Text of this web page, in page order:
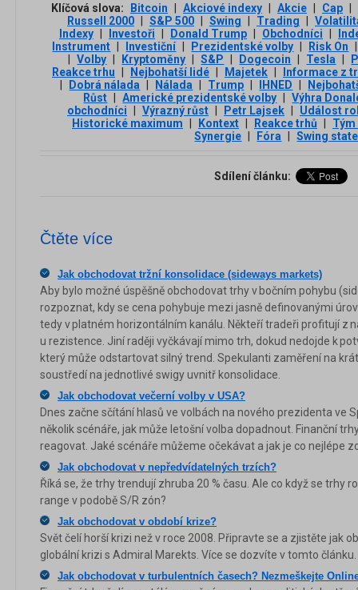
Klíčová slova: Bitcoin Akciové indexy Akcie Cap
Russell 2000
S&P 500 Swing Trading
Indexy
Investoři Donald Trump Obchodníci
Instrument
Investiční Prezidentské volby Risk On
Volby Kryptoměny S&P Dogecoin Tesla
Reakce trhu
Nejbohatší lidé Majetek
Informace z
Dobrá nálada Nálada Trump IHNED
Růst
Americké prezidentské volby
Výhra
obchodníci
Výrazný růst Petr Lajsek
Událost
Historické maximum
Kontext Reakce trhů
Synergie
Fóra Swing
Sdílení článku:
Čtěte více
Jak obchodovat tržní konsolidace (sideways markets)
Aby bylo možné úspěšně obchodovat trhy v bočním pohybu
rozpoznat, kdy se cena pohybuje mezi jasně definovanými
tedy v platném horizontálním kanálu. Někteří tradeři profitují z
u rezistence. Jiní raději vyčkávají mimo trh, dokud nedojde k
který může odstartovat silný trend. Spekulanti zaměření na
soustředí na jednotlivé swigy uvnitř konsolidace.
Jak obchodovat večerní volby v USA?
Dnes začne sčítání hlasů ve volbách na nového prezidenta ve
několik scénáře, jak může letošní volba dopadnout. Finanční
reagovat. Jaké scénáře můžeme očekávat a jak je co nejlépe
Jak obchodovat v nepředvídatelných trzích?
Říká se, že trhy trendují zhruba 20 % času. Ale co když se trhy
range v podobě S/R zón?
Jak obchodovat v období krize?
Svět čelí horší krizi než v roce 2008. Připravte se a zjistěte jak
globální krizi s Admiral Marekts. Více se dozvíte v tomto článku.
Jak obchodovat v turbulentních časech? Nezmeškejte